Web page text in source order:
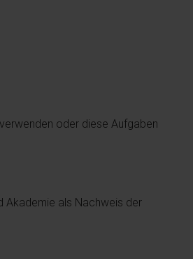
oder diese Aufgaben
Akademie als Nachweis der